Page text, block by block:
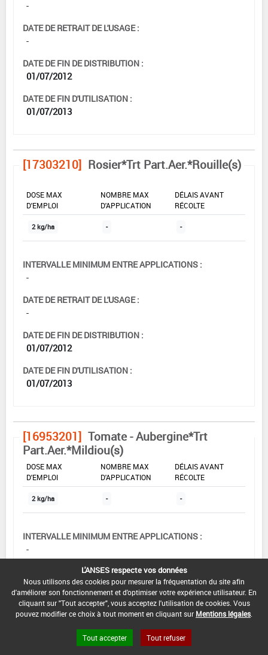
-
DATE DE RETRAIT DE L'USAGE :
-
DATE DE FIN DE DISTRIBUTION :
01/07/2012
DATE DE FIN D'UTILISATION :
01/07/2013
[17303210] Rosier*Trt Part.Aer.*Rouille(s)
DOSE MAX
D'EMPLOI
NOMBRE MAX
D'APPLICATION
DÉLAIS AVANT
RÉCOLTE
2 kg/ha - -
INTERVALLE MINIMUM ENTRE APPLICATIONS :
-
DATE DE RETRAIT DE L'USAGE :
-
DATE DE FIN DE DISTRIBUTION :
01/07/2012
DATE DE FIN D'UTILISATION :
01/07/2013
[16953201] Tomate - Aubergine*Trt
Part.Aer.*Mildiou(s)
DOSE MAX
D'EMPLOI
NOMBRE MAX
D'APPLICATION
DÉLAIS AVANT
RÉCOLTE
2 kg/ha - -
INTERVALLE MINIMUM ENTRE APPLICATIONS :
-
DATE DE RETRAIT DE L'USAGE :
-
DATE DE FIN DE DISTRIBUTION :
01/07/2012
DATE DE FIN D'UTILISATION :
L'ANSES respecte vos données
Nous utilisons des cookies pour mesurer la fréquentation du site afin
d'améliorer son fonctionnement et d'optimiser votre expérience utilisateur. En
cliquant sur "Tout accepter", vous acceptez l'utilisation de cookies. Vous
pouvez modifier ce choix à tout moment en cliquant sur Mentions légales
Tout accepter Tout refuser